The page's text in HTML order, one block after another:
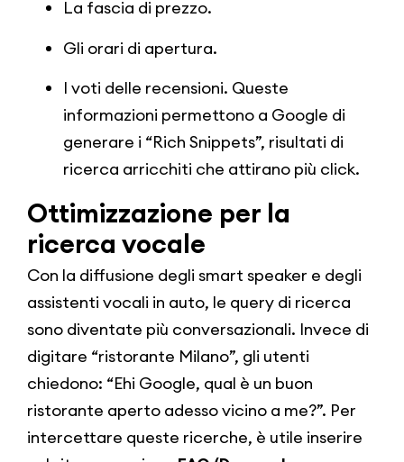
La fascia di prezzo.
Gli orari di apertura.
I voti delle recensioni. Queste
informazioni permettono a Google di
generare i “Rich Snippets”, risultati di
ricerca arricchiti che attirano più click.
Ottimizzazione per la
ricerca vocale
Con la diffusione degli smart speaker e degli
assistenti vocali in auto, le query di ricerca
sono diventate più conversazionali. Invece di
digitare “ristorante Milano”, gli utenti
chiedono: “Ehi Google, qual è un buon
ristorante aperto adesso vicino a me?”. Per
intercettare queste ricerche, è utile inserire